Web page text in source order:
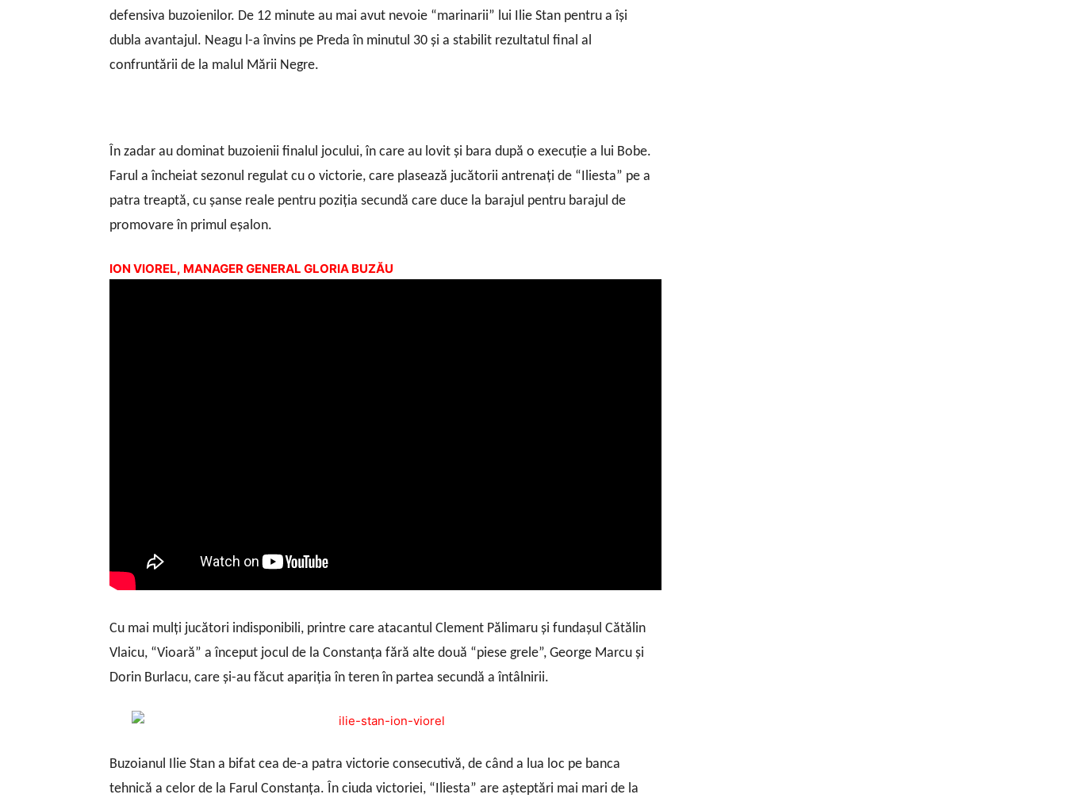
defensiva buzoienilor. De 12 minute au mai avut nevoie “marinarii” lui Ilie Stan pentru a îşi
dubla avantajul. Neagu l-a învins pe Preda în minutul 30 şi a stabilit rezultatul final al
confruntării de la malul Mării Negre.
În zadar au dominat buzoienii finalul jocului, în care au lovit şi bara după o execuţie a lui Bobe.
Farul a încheiat sezonul regulat cu o victorie, care plasează jucătorii antrenaţi de “Iliesta” pe a
patra treaptă, cu şanse reale pentru poziţia secundă care duce la barajul pentru barajul de
promovare în primul eşalon.
ION VIOREL, MANAGER GENERAL GLORIA BUZĂU
Cu mai mulţi jucători indisponibili, printre care atacantul Clement Pălimaru şi fundaşul Cătălin
Vlaicu, “Vioară” a început jocul de la Constanţa fără alte două “piese grele”, George Marcu şi
Dorin Burlacu, care şi-au făcut apariţia în teren în partea secundă a întâlnirii.
Buzoianul Ilie Stan a bifat cea de-a patra victorie consecutivă, de când a lua loc pe banca
tehnică a celor de la Farul Constanţa. În ciuda victoriei, “Iliesta” are aşteptări mai mari de la